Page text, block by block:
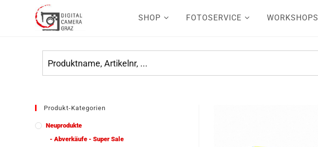
SHOP FOTOSERVICE WORKSHOPS
Produkt-Kategorien
Neuprodukte
- Abverkäufe - Super Sale